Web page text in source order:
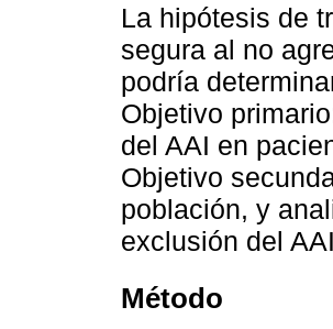
La hipótesis de
segura al no
podría
Objetivo
del AAI en
Objetivo
población, y
exclusión del
Método